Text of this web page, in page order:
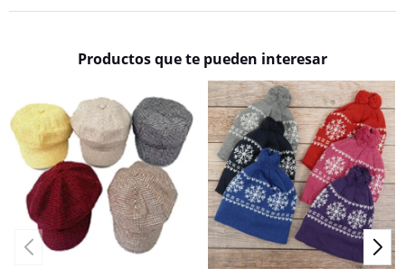
Productos que te pueden interesar